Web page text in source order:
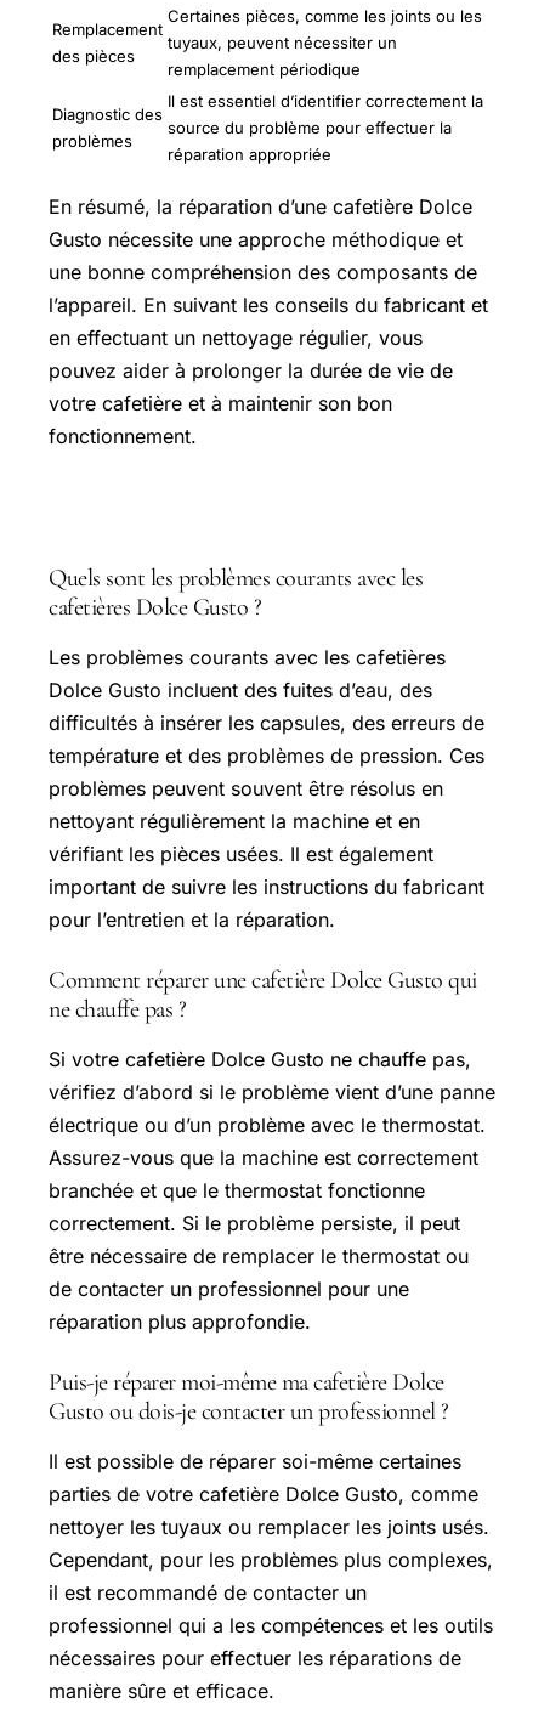
Remplacement
des pièces
Certaines pièces, comme les joints ou les
tuyaux, peuvent nécessiter un
remplacement périodique
Diagnostic des
problèmes
Il est essentiel d’identifier correctement la
source du problème pour effectuer la
réparation appropriée
En résumé, la réparation d’une cafetière Dolce
Gusto nécessite une approche méthodique et
une bonne compréhension des composants de
l’appareil. En suivant les conseils du fabricant et
en effectuant un nettoyage régulier, vous
pouvez aider à prolonger la durée de vie de
votre cafetière et à maintenir son bon
fonctionnement.
Quels sont les problèmes courants avec les
cafetières Dolce Gusto ?
Les problèmes courants avec les cafetières
Dolce Gusto incluent des fuites d’eau, des
difficultés à insérer les capsules, des erreurs de
température et des problèmes de pression. Ces
problèmes peuvent souvent être résolus en
nettoyant régulièrement la machine et en
vérifiant les pièces usées. Il est également
important de suivre les instructions du fabricant
pour l’entretien et la réparation.
Comment réparer une cafetière Dolce Gusto qui
ne chauffe pas ?
Si votre cafetière Dolce Gusto ne chauffe pas,
vérifiez d’abord si le problème vient d’une panne
électrique ou d’un problème avec le thermostat.
Assurez-vous que la machine est correctement
branchée et que le thermostat fonctionne
correctement. Si le problème persiste, il peut
être nécessaire de remplacer le thermostat ou
de contacter un professionnel pour une
réparation plus approfondie.
Puis-je réparer moi-même ma cafetière Dolce
Gusto ou dois-je contacter un professionnel ?
Il est possible de réparer soi-même certaines
parties de votre cafetière Dolce Gusto, comme
nettoyer les tuyaux ou remplacer les joints usés.
Cependant, pour les problèmes plus complexes,
il est recommandé de contacter un
professionnel qui a les compétences et les outils
nécessaires pour effectuer les réparations de
manière sûre et efficace.